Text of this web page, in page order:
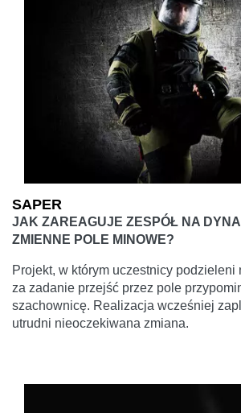
SAPER
JAK ZAREAGUJE ZESPÓŁ NA
ZMIENNE POLE MINOWE?
Projekt, w którym uczestnicy podzieleni
za zadanie przejść przez pole
szachownicę. Realizacja wcześniej
utrudni nieoczekiwana zmiana.